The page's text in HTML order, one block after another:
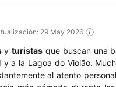
29 May 2026
yturistas que buscan una
a la Lagoa do Violão.
al atento